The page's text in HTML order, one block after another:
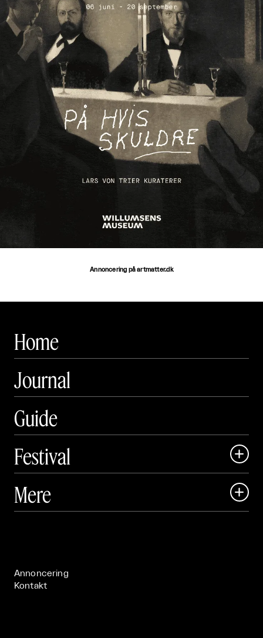
Annoncering på artmatter.dk
Home
Journal
Guide
Festival

 Art Matter Festival
Mere 
Annoncering
Kontakt